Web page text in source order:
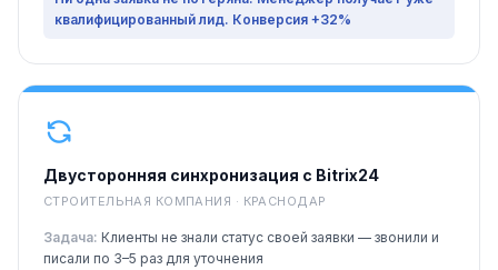
квалифицированный лид. Конверсия +32%
Двусторонняя синхронизация с Bitrix24
СТРОИТЕЛЬНАЯ КОМПАНИЯ · КРАСНОДАР
Задача: Клиенты не знали статус своей заявки — звонили и
писали по 3–5 раз для уточнения